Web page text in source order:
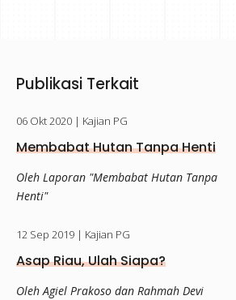
Publikasi Terkait
06 Okt 2020 | Kajian PG
Membabat Hutan Tanpa Henti
Oleh Laporan "Membabat Hutan Tanpa
Henti"
12 Sep 2019 | Kajian PG
Asap Riau, Ulah Siapa?
Oleh Agiel Prakoso dan Rahmah Devi